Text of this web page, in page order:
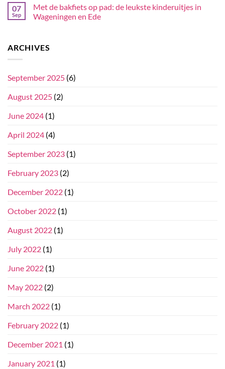
07
Sep
Met de bakfiets op pad: de leukste kinderuitjes in
Wageningen en Ede
ARCHIVES
September 2025 (6)
August 2025 (2)
June 2024 (1)
April 2024 (4)
September 2023 (1)
February 2023 (2)
December 2022 (1)
October 2022 (1)
August 2022 (1)
July 2022 (1)
June 2022 (1)
May 2022 (2)
March 2022 (1)
February 2022 (1)
December 2021 (1)
January 2021 (1)